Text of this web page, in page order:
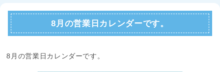
8月の営業日カレンダーです。
8月の営業日カレンダーです。